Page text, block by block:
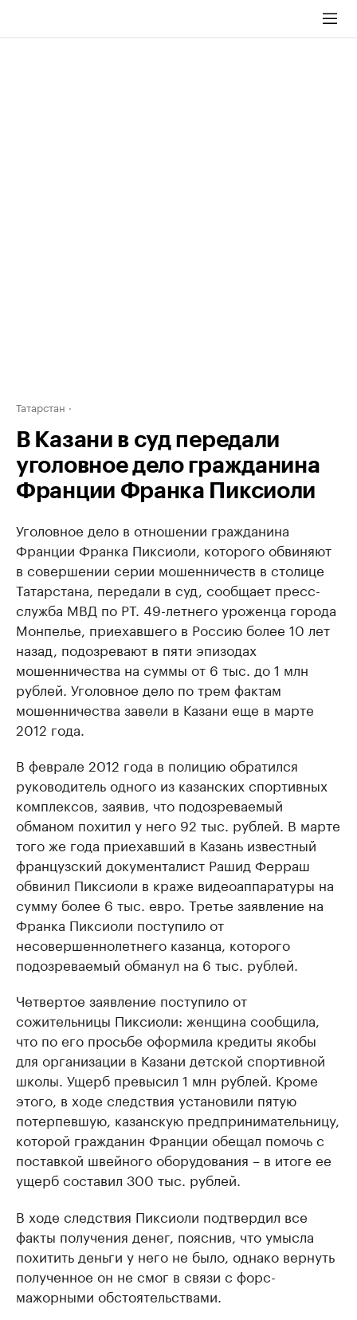
Татарстан
В Казани в суд передали
уголовное дело гражданина
Франции Франка Пиксиоли
Уголовное дело в отношении гражданина
Франции Франка Пиксиоли, которого обвиняют
в совершении серии мошенничеств в столице
Татарстана, передали в суд, сообщает пресс-
служба МВД по РТ. 49-летнего уроженца города
Монпелье, приехавшего в Россию более 10 лет
назад, подозревают в пяти эпизодах
мошенничества на суммы от 6 тыс. до 1 млн
рублей. Уголовное дело по трем фактам
мошенничества завели в Казани еще в марте
2012 года.
В феврале 2012 года в полицию обратился
руководитель одного из казанских спортивных
комплексов, заявив, что подозреваемый
обманом похитил у него 92 тыс. рублей. В марте
того же года приехавший в Казань известный
французский документалист Рашид Ферраш
обвинил Пиксиоли в краже видеоаппаратуры на
сумму более 6 тыс. евро. Третье заявление на
Франка Пиксиоли поступило от
несовершеннолетнего казанца, которого
подозреваемый обманул на 6 тыс. рублей.
Четвертое заявление поступило от
сожительницы Пиксиоли: женщина сообщила,
что по его просьбе оформила кредиты якобы
для организации в Казани детской спортивной
школы. Ущерб превысил 1 млн рублей. Кроме
этого, в ходе следствия установили пятую
потерпевшую, казанскую предпринимательницу,
которой гражданин Франции обещал помочь с
поставкой швейного оборудования – в итоге ее
ущерб составил 300 тыс. рублей.
В ходе следствия Пиксиоли подтвердил все
факты получения денег, пояснив, что умысла
похитить деньги у него не было, однако вернуть
полученное он не смог в связи с форс-
мажорными обстоятельствами.